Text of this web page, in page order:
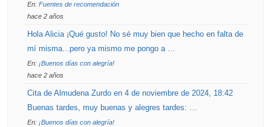
En: Fuentes de recomendación
hace 2 años
Hola Alicia ¡Qué gusto! No sé muy bien que hecho en falta de
mí misma...pero ya mismo me pongo a …
En: ¡Buenos días con alegría!
hace 2 años
Cita de Almudena Zurdo en 4 de noviembre de 2024, 18:42
Buenas tardes, muy buenas y alegres tardes: …
En: ¡Buenos días con alegría!